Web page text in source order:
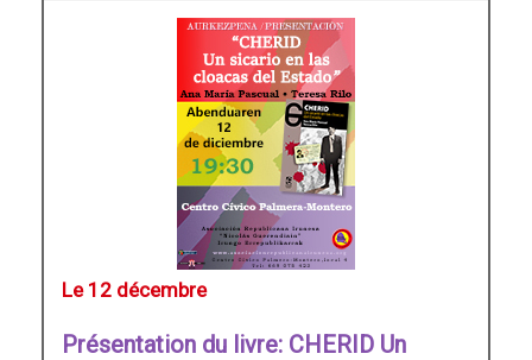
Le 12 décembre
Présentation du livre: CHERID Un